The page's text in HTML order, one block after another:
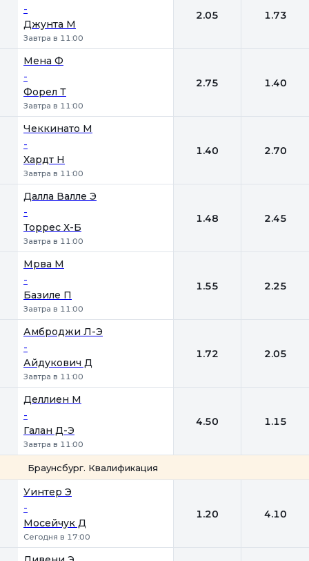
-
Джунта М
Завтра в 11:00
2.05 1.73
Мена Ф
-
Форел Т
Завтра в 11:00
2.75 1.40
Чеккинато М
-
Хардт Н
Завтра в 11:00
1.40 2.70
Далла Валле Э
-
Торрес Х-Б
Завтра в 11:00
1.48 2.45
Мрва М
-
Базиле П
Завтра в 11:00
1.55 2.25
Амброджи Л-Э
-
Айдукович Д
Завтра в 11:00
1.72 2.05
Деллиен М
-
Галан Д-Э
Завтра в 11:00
4.50 1.15
Браунсбург. Квалификация
Уинтер Э
-
Мосейчук Д
Сегодня в 17:00
1.20 4.10